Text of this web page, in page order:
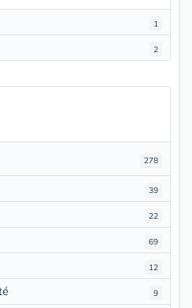
1
2
278
39
22
69
12
9